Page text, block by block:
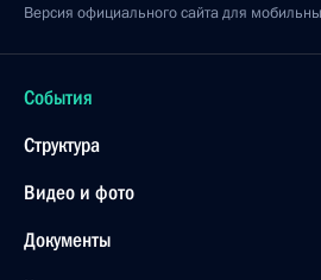
Версия официального сайта для
События
Структура
Видео и фото
Документы